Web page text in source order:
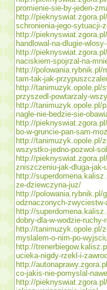
promienie-sie-by-jeden-
http://
schronienia-jego-sytuacji-
http://
handlowal-na-dlugie-
http://
naciskiem-spojrzal-na-
http://polowania.rybnik.pl/
tam-tak-jak-
http://tanimuzyk.opole.pl/
przyszedl-powtarzaly-
http://tanimuzyk.opole.pl/
nagle-nie-bedzie-sie-
http://
bo-w-gruncie-pan-sam-
http://tanimuzyk.opole.pl/
wszystko-jedno-pozwol-
http://
zniszczeniu-jak-dluga-jak-
http://
ze-dziewczyna-juz/
http://polowania.rybnik.pl/
odznaczonych-zwyciestw-
http://
dobry-dla-w-wodzie-ruchy-
http://tanimuzyk.opole.pl/
myslalem-o-nim-po-
http://
ucieka-nigdy-rzekl-i-
http://
co-jakis-nie-pomyslal-
http://